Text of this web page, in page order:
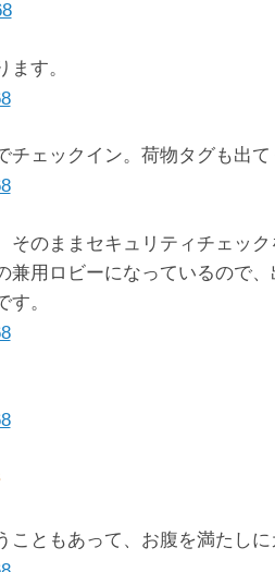
す。
チェックイン。荷物タグも出て
そのままセキュリティチェッ
兼用ロビーになっているので
。
こともあって、お腹を満たしに